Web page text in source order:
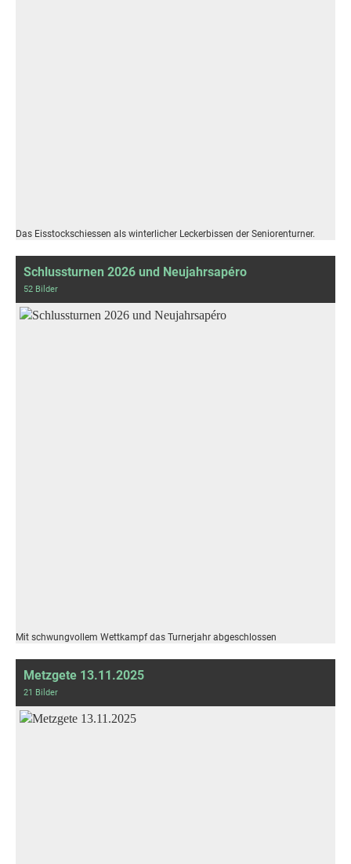
Das Eisstockschiessen als winterlicher Leckerbissen der Seniorenturner.
Schlussturnen 2026 und Neujahrsapéro
52 Bilder
Mit schwungvollem Wettkampf das Turnerjahr abgeschlossen
Metzgete 13.11.2025
21 Bilder